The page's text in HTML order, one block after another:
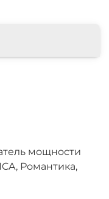
мощности
Романтика,